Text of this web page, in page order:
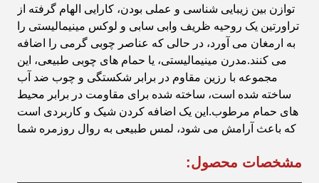
توازن بين زیبایی شناسی و عملی بودن، کارایی الهام گرفته از
تراورتین یک روحیه ظریف وابی سابی و لوکس مینیمالیستی را
به ارمغان می آورد، در حالی که عناصر چوبی گرمی را اضافه
می کنند.مدرن مینیمالیستی، یا حمام های چوبی طبیعی، این
مجموعه با رزین مقاوم در برابر شکستگی و چوب ضد آب
ساخته شده است، ساخته شده برای مقاومت در برابر محیط
های حمام مرطوب.این یک اضافه کردن شیک و کاربردی است
که باعث آرامش می شود، لمس طبیعی به روال روزمره شما
مشخصات محصول: